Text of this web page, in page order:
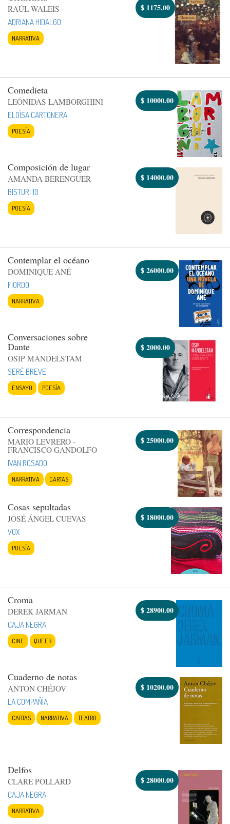
RAÚL WALEIS
ADRIANA HIDALGO
NARRATIVA
$ 1175.00
Comedieta
LEÓNIDAS LAMBORGHINI
ELOÍSA CARTONERA
POESÍA
$ 10000.00
Composición de lugar
AMANDA BERENGUER
BISTURI 10
POESÍA
$ 14000.00
Contemplar el océano
DOMINIQUE ANÉ
FIORDO
NARRATIVA
$26000.00
Conversaciones sobre
Dante
OSIP MANDELSTAM
SERÉ BREVE
ENSAYO POESÍA
$2000.00
Correspondencia
MARIO LEVRERO -
FRANCISCO GANDOLFO
IVAN ROSADO
NARRATIVA CARTAS
$25000.00
Cosas sepultadas
JOSÉ ÁNGEL CUEVAS
VOX
POESÍA
$ 18000.00
Croma
DEREK JARMAN
CAJA NEGRA
CINE QUEER
$28900.00
Cuaderno de notas
ANTON CHÉJOV
LA COMPAÑÍA
CARTAS NARRATIVA TEATRO
$ 10200.00
Delfos
CLARE POLLARD
CAJA NEGRA
NARRATIVA
$28000.00